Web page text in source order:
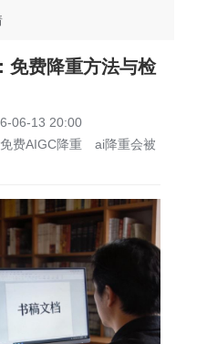
免费降重方法与检
06-13 20:00
免费AIGC降重
ai降重会被